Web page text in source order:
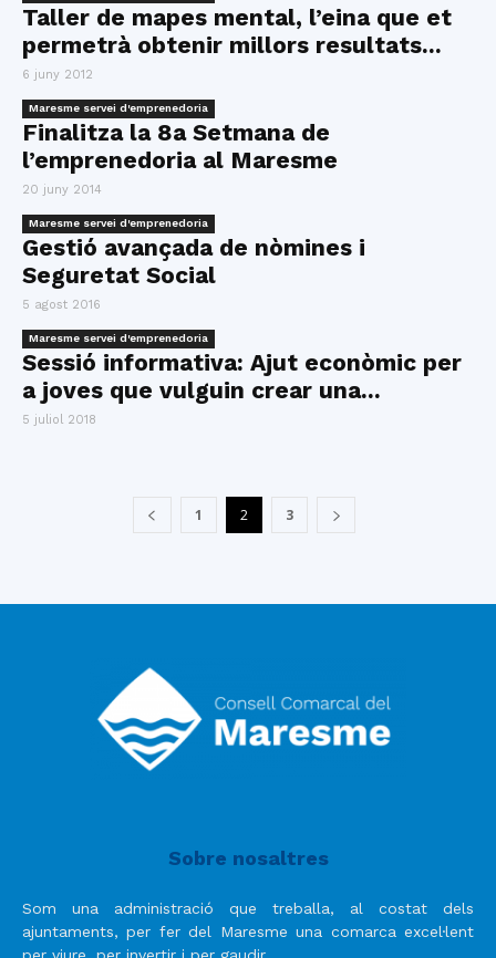
Taller de mapes mental, l’eina que et
permetrà obtenir millors resultats...
6 juny 2012
Maresme servei d'emprenedoria
Finalitza la 8a Setmana de
l’emprenedoria al Maresme
20 juny 2014
Maresme servei d'emprenedoria
Gestió avançada de nòmines i
Seguretat Social
5 agost 2016
Maresme servei d'emprenedoria
Sessió informativa: Ajut econòmic per
a joves que vulguin crear una...
5 juliol 2018
1 2 3
Sobre nosaltres
Som una administració que treballa, al costat dels
ajuntaments, per fer del Maresme una comarca excel·lent